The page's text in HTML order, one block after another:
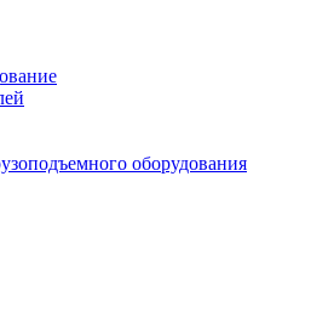
оборудования